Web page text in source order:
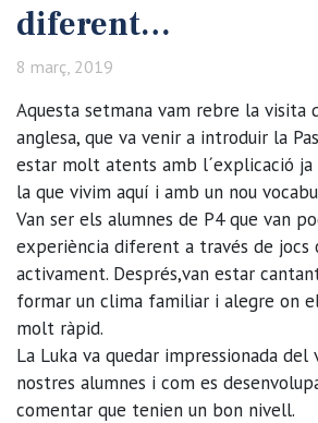
diferent…
8 març, 2019
Aquesta setmana vam rebre la visita
anglesa, que va venir a introduir la
estar molt atents amb l´explicació
la que vivim aquí i amb un nou
Van ser els alumnes de P4 que van
experiència diferent a través de jocs
activament. Després,van estar
formar un clima familiar i alegre on
molt ràpid.
La Luka va quedar impressionada del
nostres alumnes i com es
comentar que tenien un bon nivell.